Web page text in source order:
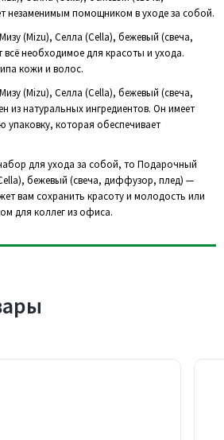
незаменимым помощником в уходе за собой.
(Mizu), Селла (Cella), бежевый (свеча,
необходимое для красоты и ухода.
кожи и волос.
(Mizu), Селла (Cella), бежевый (свеча,
из натуральных ингредиентов. Он имеет
упаковку, которая обеспечивает
для ухода за собой, то Подарочный
бежевый (свеча, диффузор, плед) —
вам сохранить красоту и молодость или
для коллег из офиса.